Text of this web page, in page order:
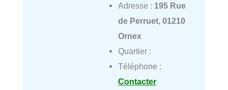
Adresse : 195 Rue
de Perruet, 01210
Ornex
Quartier :
Téléphone :
Contacter